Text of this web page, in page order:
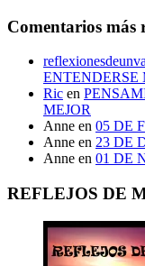
Comentarios más
ENTENDERSE
Ric en
MEJOR
Anne en 05 DE
Anne en 23 DE
Anne en 01 DE
REFLEJOS DE